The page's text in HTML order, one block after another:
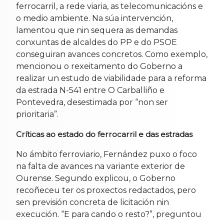
ferrocarril, a rede viaria, as telecomunicacións e
o medio ambiente. Na súa intervención,
lamentou que nin sequera as demandas
conxuntas de alcaldes do PP e do PSOE
conseguiran avances concretos. Como exemplo,
mencionou o rexeitamento do Goberno a
realizar un estudo de viabilidade para a reforma
da estrada N-541 entre O Carballiño e
Pontevedra, desestimada por “non ser
prioritaria”.
Críticas ao estado do ferrocarril e das estradas
No ámbito ferroviario, Fernández puxo o foco
na falta de avances na variante exterior de
Ourense. Segundo explicou, o Goberno
recoñeceu ter os proxectos redactados, pero
sen previsión concreta de licitación nin
execución. “E para cando o resto?”, preguntou